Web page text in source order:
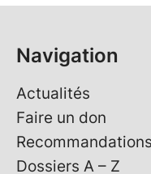
Navigation
Actualités
Faire un don
Dossiers A – Z